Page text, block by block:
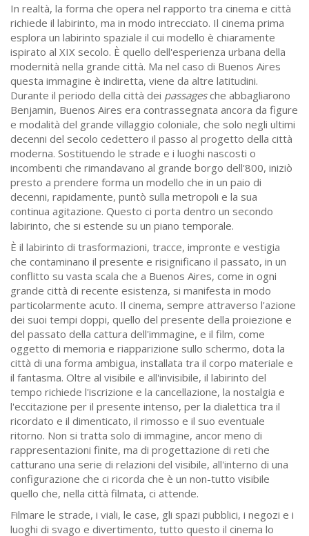
In realtà, la forma che opera nel rapporto tra cinema e città
richiede il labirinto, ma in modo intrecciato. Il cinema prima
esplora un labirinto spaziale il cui modello è chiaramente
ispirato al XIX secolo. È quello dell'esperienza urbana della
modernità nella grande città. Ma nel caso di Buenos Aires
questa immagine è indiretta, viene da altre latitudini.
Durante il periodo della città dei passagesche abbagliarono
Benjamin, Buenos Aires era contrassegnata ancora da figure
e modalità del grande villaggio coloniale, che solo negli ultimi
decenni del secolo cedettero il passo al progetto della città
moderna. Sostituendo le strade e i luoghi nascosti o
incombenti che rimandavano al grande borgo dell'800, iniziò
presto a prendere forma un modello che in un paio di
decenni, rapidamente, puntò sulla metropoli e la sua
continua agitazione. Questo ci porta dentro un secondo
labirinto, che si estende su un piano temporale.
È il labirinto di trasformazioni, tracce, impronte e vestigia
che contaminano il presente e risignificano il passato, in un
conflitto su vasta scala che a Buenos Aires, come in ogni
grande città di recente esistenza, si manifesta in modo
particolarmente acuto. Il cinema, sempre attraverso l'azione
dei suoi tempi doppi, quello del presente della proiezione e
del passato della cattura dell'immagine, e il film, come
oggetto di memoria e riapparizione sullo schermo, dota la
città di una forma ambigua, installata tra il corpo materiale e
il fantasma. Oltre al visibile e all'invisibile, il labirinto del
tempo richiede l'iscrizione e la cancellazione, la nostalgia e
l'eccitazione per il presente intenso, per la dialettica tra il
ricordato e il dimenticato, il rimosso e il suo eventuale
ritorno. Non si tratta solo di immagine, ancor meno di
rappresentazioni finite, ma di progettazione di reti che
catturano una serie di relazioni del visibile, all'interno di una
configurazione che ci ricorda che è un non-tutto visibile
quello che, nella città filmata, ci attende.
Filmare le strade, i viali, le case, gli spazi pubblici, i negozi e i
luoghi di svago e divertimento, tutto questo il cinema lo